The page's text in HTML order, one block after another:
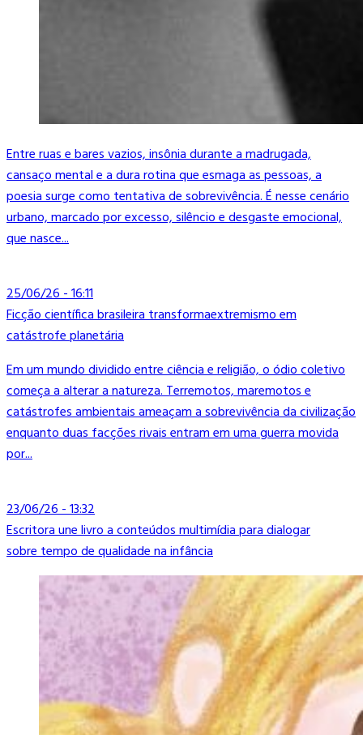
Entre ruas e bares vazios, insônia durante a madrugada,
cansaço mental e a dura rotina que esmaga as pessoas, a
poesia surge como tentativa de sobrevivência. É nesse cenário
urbano, marcado por excesso, silêncio e desgaste emocional,
que nasce...
25/06/26 - 16:11
Ficção científica brasileira transformaextremismo em
catástrofe planetária
Em um mundo dividido entre ciência e religião, o ódio coletivo
começa a alterar a natureza. Terremotos, maremotos e
catástrofes ambientais ameaçam a sobrevivência da civilização
enquanto duas facções rivais entram em uma guerra movida
por...
23/06/26 - 13:32
Escritora une livro a conteúdos multimídia para dialogar
sobre tempo de qualidade na infância